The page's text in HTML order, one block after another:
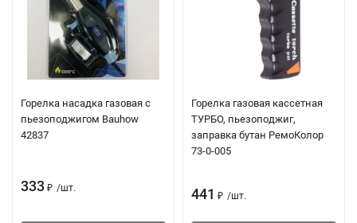
Наименование
показателя
Критерий
Обозначение* - ЭПП
Горелка насадка газовая с
пьезоподжигом Bauhow
42837
333 ₽ /шт.
Горелка газовая кассетная
ТУРБО, пьезоподжиг,
заправка бутан РемоКолор
73-0-005
441 ₽ /шт.